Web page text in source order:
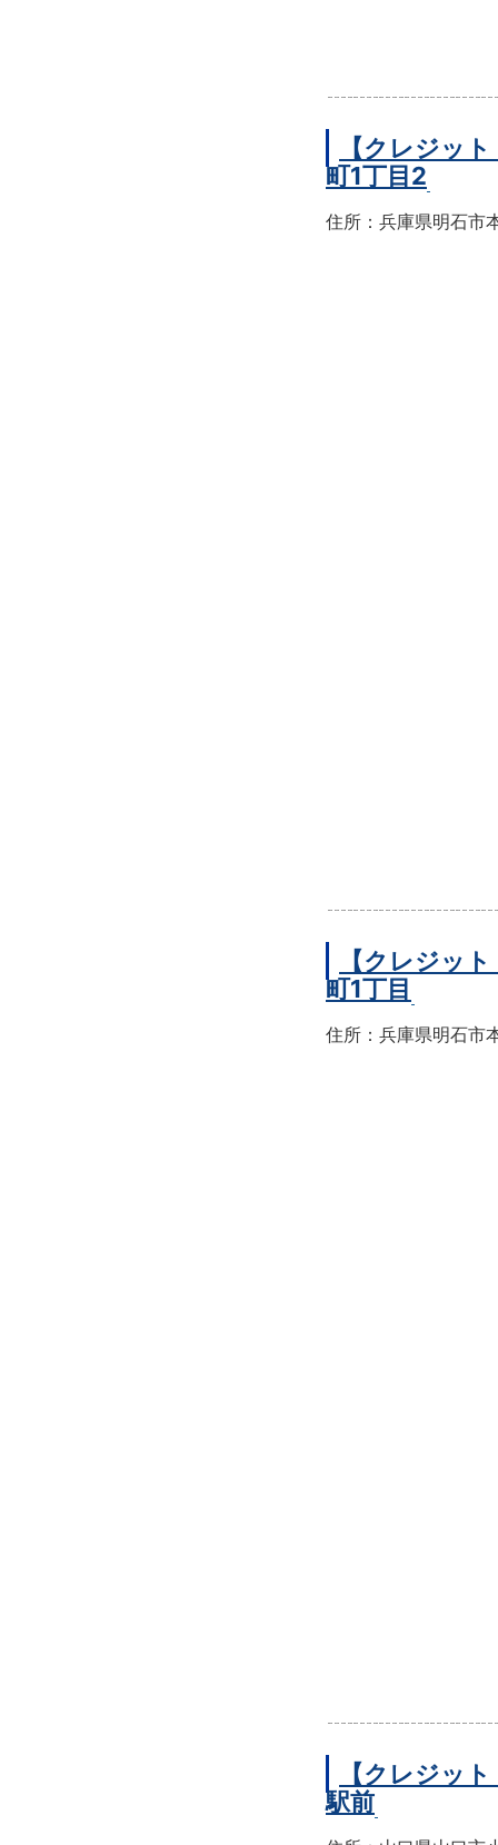
【クレジッ
町1丁目2
住所：兵庫県明石市
【クレジッ
町1丁目
住所：兵庫県明石市
【クレジッ
駅前